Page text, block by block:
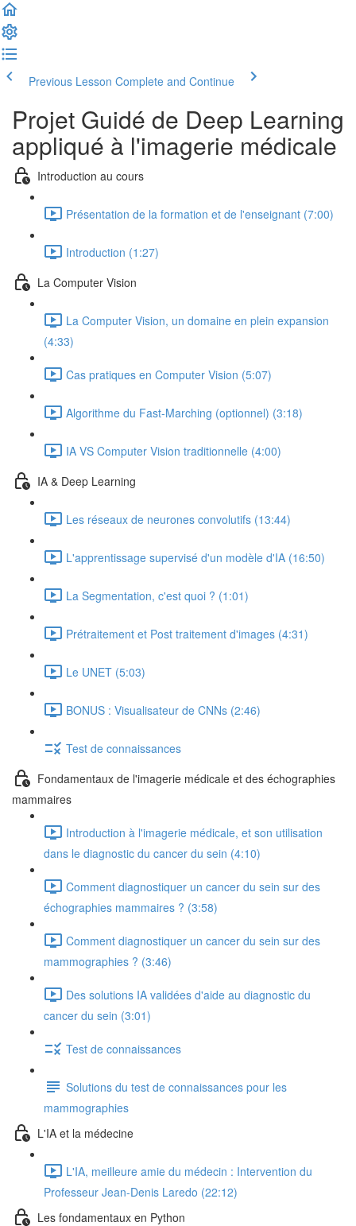
Previous Lesson Complete and Continue
Projet Guidé de Deep Learning
appliqué à l'imagerie médicale
Introduction au cours
Présentation de la formation et de l'enseignant (7:00)
Introduction (1:27)
La Computer Vision
La Computer Vision, un domaine en plein expansion
(4:33)
Cas pratiques en Computer Vision (5:07)
Algorithme du Fast-Marching (optionnel) (3:18)
IA VS Computer Vision traditionnelle (4:00)
IA & Deep Learning
Les réseaux de neurones convolutifs (13:44)
L'apprentissage supervisé d'un modèle d'IA (16:50)
La Segmentation, c'est quoi ? (1:01)
Prétraitement et Post traitement d'images (4:31)
Le UNET (5:03)
BONUS : Visualisateur de CNNs (2:46)
Test de connaissances
Fondamentaux de l'imagerie médicale et des échographies
mammaires
Introduction à l'imagerie médicale, et son utilisation
dans le diagnostic du cancer du sein (4:10)
Comment diagnostiquer un cancer du sein sur des
échographies mammaires ? (3:58)
Comment diagnostiquer un cancer du sein sur des
mammographies ? (3:46)
Des solutions IA validées d'aide au diagnostic du
cancer du sein (3:01)
Test de connaissances
Solutions du test de connaissances pour les
mammographies
L'IA et la médecine
L'IA, meilleure amie du médecin : Intervention du
Professeur Jean-Denis Laredo (22:12)
Les fondamentaux en Python